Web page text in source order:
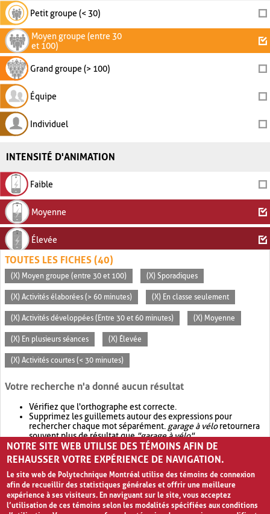
Petit groupe (< 30)
Moyen groupe (entre 30
et 100)
Grand groupe (> 100)
Équipe
Individuel
INTENSITÉ D'ANIMATION
Faible
Moyenne
Élevée
TOUTES LES FICHES (40)
(X) Moyen groupe (entre 30 et 100) (X) Sporadiques
(X) Activités élaborées (> 60 minutes) (X) En classe seulement
(X) Activités développées (Entre 30 et 60 minutes) (X) Moyenne
(X) En plusieurs séances (X) Élevée
(X) Activités courtes (< 30 minutes)
Votre recherche n'a donné aucun résultat
Vérifiez que l'orthographe est correcte.
Supprimez les guillemets autour des expressions pour
rechercher chaque mot séparément. garage à véloretournera
souvent plus de résultat que"garage à vélo".
Envisagez d'élargir votre recherche avec OR.garage OR vélo
retournera souvent plus de résultat quegarage à vélo
NOTRE SITE WEB UTILISE DES TÉMOINS AFIN DE
REHAUSSER VOTRE EXPÉRIENCE DE NAVIGATION.
Le site web de Polytechnique Montréal utilise des témoins de connexion
afin de recueillir des statistiques générales et offrir une meilleure
expérience à ses visiteurs. En naviguant sur le site, vous acceptez
l’utilisation de ces témoins selon les modalités spécifiées aux conditions